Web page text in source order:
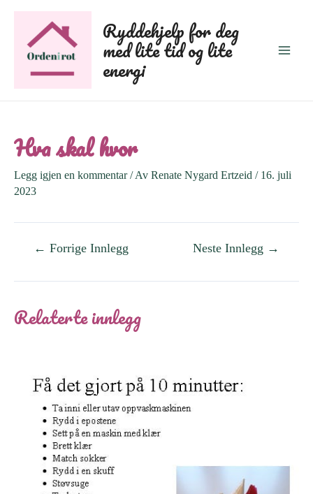
innholdet
Ryddehjelp for deg
med lite tid og lite
energi
Hva skal hvor
Legg igjen en kommentar / Av Renate Nygard Ertzeid / 16. juli
2023
Innleggsnavigasjon
← Forrige Innlegg Neste Innlegg →
Relaterte innlegg